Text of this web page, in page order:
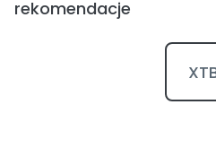
rekomendacje